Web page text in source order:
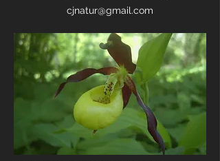
cjnatur@gmail.com